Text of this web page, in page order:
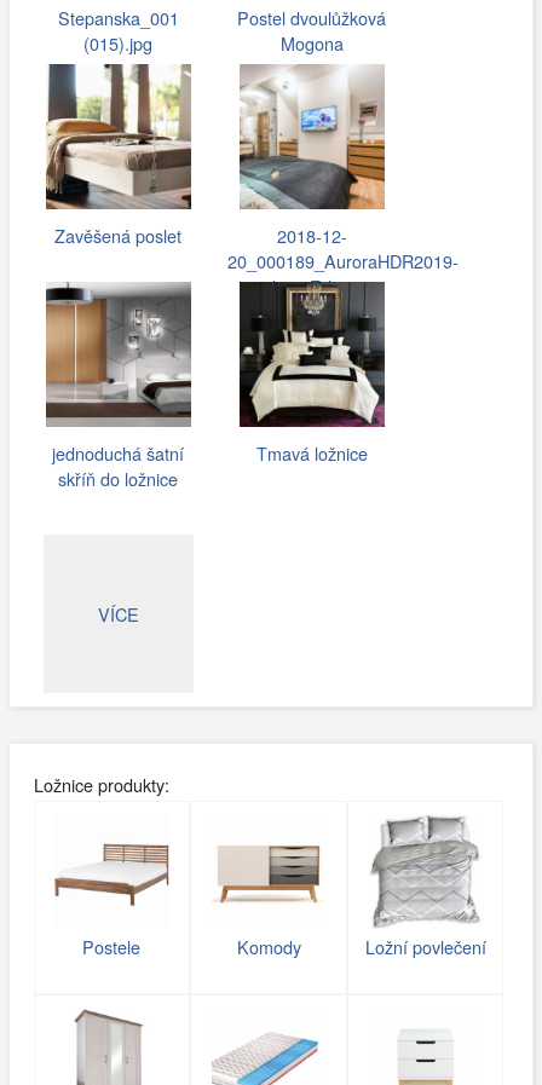
Stepanska_001
(015).jpg
Postel dvoulůžková
Mogona
Zavěšená poslet
2018-12-
20_000189_AuroraHDR2019-
edit_0-Edit.jpg
jednoduchá šatní
skříň do ložnice
Tmavá ložnice
VÍCE
Ložnice produkty:
Postele Komody Ložní povlečení